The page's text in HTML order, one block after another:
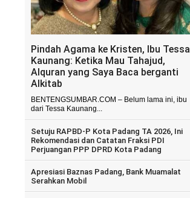
Pindah Agama ke Kristen, Ibu Tessa
Kaunang: Ketika Mau Tahajud,
Alquran yang Saya Baca berganti
Alkitab
BENTENGSUMBAR.COM – Belum lama ini, ibu
dari Tessa Kaunang...
Setuju RAPBD-P Kota Padang TA 2026, Ini
Rekomendasi dan Catatan Fraksi PDI
Perjuangan PPP DPRD Kota Padang
Apresiasi Baznas Padang, Bank Muamalat
Serahkan Mobil